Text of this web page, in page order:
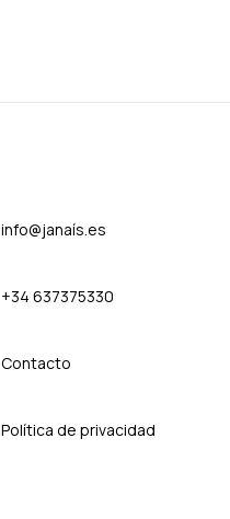
info@janaís.es
+34 637375330
Contacto
Política de privacidad